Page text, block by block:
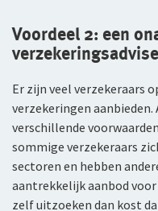
Voordeel 2: een
Er zijn veel verzekeraars
verzekeringen aanbieden.
verschillende
sommige verzekeraars
sectoren en hebben
aantrekkelijk aanbod voor
zelf uitzoeken dan kost